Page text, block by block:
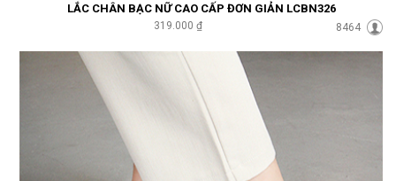
LẮC CHÂN BẠC NỮ CAO CẤP ĐƠN GIẢN LCBN326
319.000 ₫ 8464